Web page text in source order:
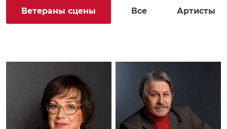
Все Артисты
Ветераны сцены